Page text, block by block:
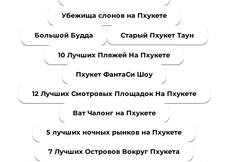
Убежища слонов на Пхукете
Большой Будда Старый Пхукет Таун
10 Лучших Пляжей На Пхукете
Пхукет ФантаСи Шоу
12 Лучших Смотровых Площадок На Пхукете
Ват Чалонг на Пхукете
5 лучших ночных рынков на Пхукете
7 Лучших Островов Вокруг Пхукета